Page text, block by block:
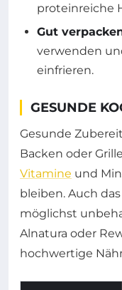
proteinreiche
Gut
verwenden
einfrieren.
GESUNDE
Gesunde
Backen oder
Vitamine und
bleiben. Auch
möglichst
Alnatura oder
hochwertige